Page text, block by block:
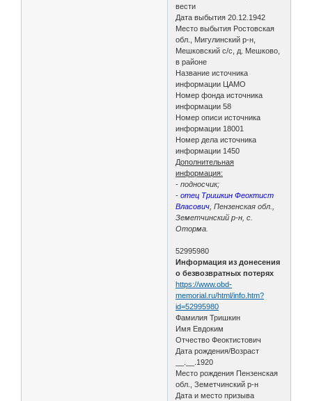
вести
Дата выбытия 20.12.1942
Место выбытия Ростовская
обл., Мигулинский р-н,
Мешковский с/с, д. Мешково,
в районе
Название источника
информации ЦАМО
Номер фонда источника
информации 58
Номер описи источника
информации 18001
Номер дела источника
информации 1450
Дополнительная
информация:
- подносчик;
-отец Тришкин Феоктист
Власович , Пензенская обл.,
Земетчинский р-н, с.
Оторма.
52995980
Информация из донесения
о безвозвратных потерях
https://www.obd-
memorial.ru/html/info.htm?
id=52995980
Фамилия Тришкин
Имя Евдоким
Отчество Феоктистович
Дата рождения/Возраст
__.__.1920
Место рождения Пензенская
обл., Земетчинский р-н
Дата и место призыва